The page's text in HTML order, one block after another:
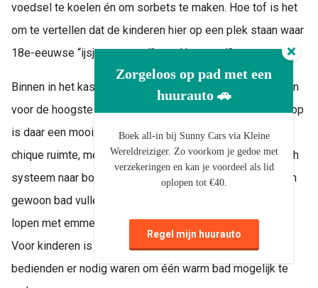
voedsel te koelen én om sorbets te maken. Hoe tof is het
om te vertellen dat de kinderen hier op een plek staan waar
18e-eeuwse “ijsjesvoorraad” werd bewaard?
Binnen in het kasteel zie je ook hoe luxe het leven kon zijn
voor de hoogste stand. De privébadkamer van de bisschop
is daar een mooi voorbeeld van: een kleine maar zeer
chique ruimte, met stromend water dat via een hydraulisch
systeem naar boven werd gepompt. In een tijd waarin een
gewoon bad vullen al snel 20 tot 30 keer heen en weer
lopen met emmers betekende, was dit pure verwennerij.
Voor kinderen is het leuk om te bedenken hoeveel
bedienden er nodig waren om één warm bad mogelijk te
Zorgeloos op pad met een
huurauto 🚗
Boek all-in bij Sunny Cars via Kleine
Wereldreiziger. Zo voorkom je gedoe met
verzekeringen en kan je voordeel als lid
oplopen tot €40.
Regel mijn huurauto